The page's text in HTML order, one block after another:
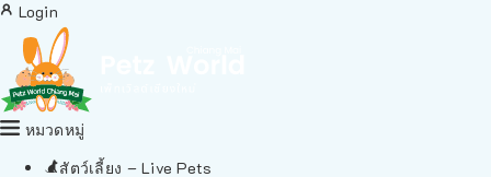
Login
หมวดหมู่
สัตว์เลี้ยง – Live Pets